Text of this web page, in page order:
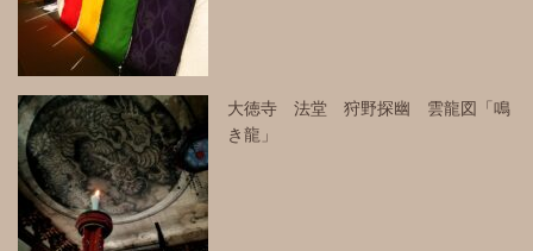
大徳寺 法堂 狩野探幽 雲龍図「鳴
き龍」